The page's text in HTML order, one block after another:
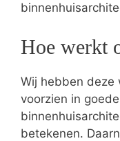
Hoe werkt
Wij hebben deze
voorzien in
betekenen.